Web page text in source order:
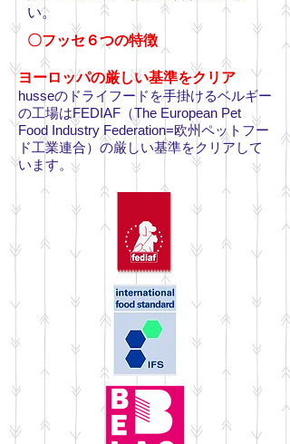
い。
〇フッセ６つの特徴
ヨーロッパの厳しい基準をクリア
husseのドライフードを手掛けるベルギー
の工場はFEDIAF（The European Pet
Food Industry Federation=欧州ペットフー
ド工業連合）の厳しい基準をクリアして
います。